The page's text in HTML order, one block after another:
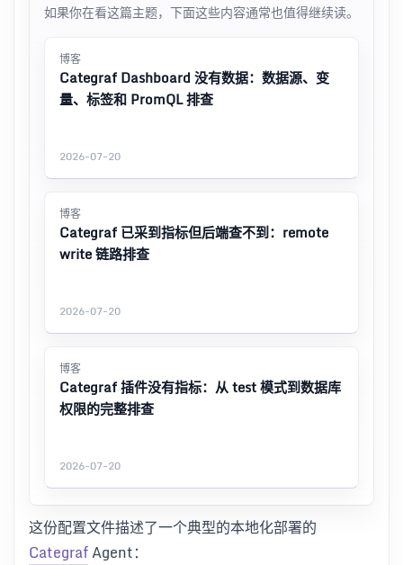
如果你在看这篇主题，下面这些内容通常也值得继续读。
博客
Categraf Dashboard 没有数据：数据源、变
量、标签和 PromQL 排查
2026-07-20
博客
Categraf 已采到指标但后端查不到：remote
write 链路排查
2026-07-20
博客
Categraf 插件没有指标：从 test 模式到数据库
权限的完整排查
2026-07-20
这份配置文件描述了一个典型的本地化部署的
CategrafAgent：